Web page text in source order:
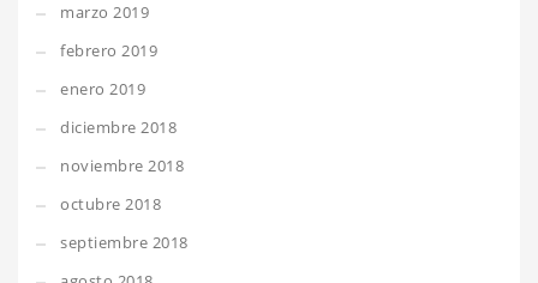
marzo 2019
febrero 2019
enero 2019
diciembre 2018
noviembre 2018
octubre 2018
septiembre 2018